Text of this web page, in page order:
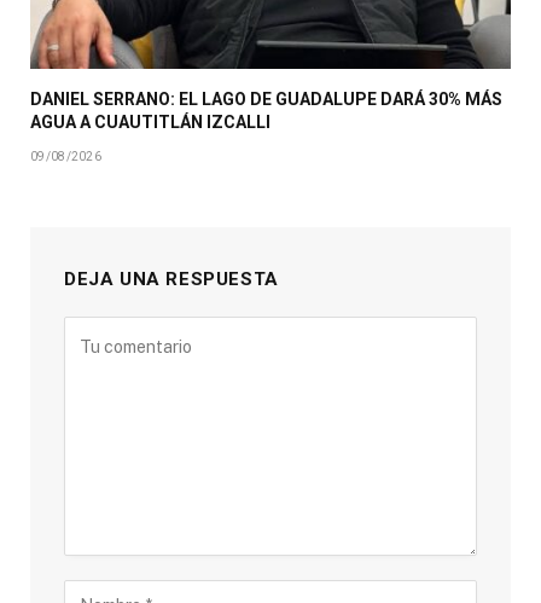
DANIEL SERRANO: EL LAGO DE GUADALUPE DARÁ 30% MÁS
AGUA A CUAUTITLÁN IZCALLI
09/08/2026
DEJA UNA RESPUESTA